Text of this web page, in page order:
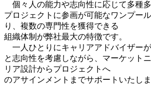
個々人の能力や志向性に応じて多種
プロジェクトに参画が可能なワンプー
り、複数の専門性を獲得できる
組織体制が弊社最大の特徴です。
一人ひとりにキャリアアドバイザー
と志向性を考慮しながら、マーケット
リア設計からプロジェクトへ
のアサインメントまでサポートいたしま